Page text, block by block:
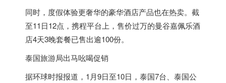
同时，度假体验更奢华的豪华酒店产品也在热卖。截
至11日12点，携程平台上，售价过万的曼谷嘉佩乐酒
店4天3晚套餐已售出逾100份。
泰国旅游局出马吆喝促销
据环球时报报道，1月9日至10日， 泰国7台、 泰国公